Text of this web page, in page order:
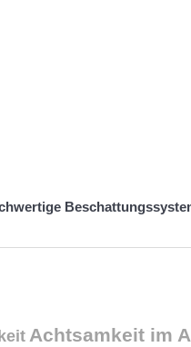
Achtsamkeit im